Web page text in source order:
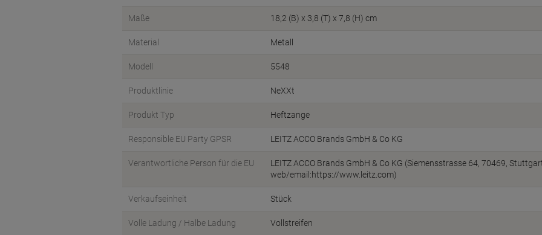
Maße 18,2 (B) x 3,8 (T) x 7,8 (H) cm
Material Metall
Modell 5548
Produktlinie NeXXt
Produkt Typ Heftzange
Responsible EU Party GPSR LEITZ ACCO Brands GmbH & Co KG
Verantwortliche Person für die EU
LEITZ ACCO Brands GmbH & Co KG (Siemensstrasse 64, 70469,
web/email:https://www.leitz.com)
Verkaufseinheit Stück
Volle Ladung / Halbe Ladung Vollstreifen